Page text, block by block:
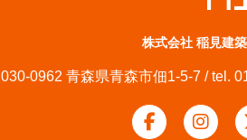
株式会社 稲見建
030-0962 青森県青森市佃1-5-7 / tel.